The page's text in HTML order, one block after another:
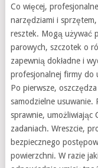
Co więcej,
narzędziami i
resztek. Mogą używać
parowych, szczotek o
zapewnią dokładne i
profesjonalnej firmy do
Po pierwsze,
samodzielne usuwanie.
sprawnie, umożliwiając
zadaniach. Wreszcie,
bezpiecznego
powierzchni. W razie